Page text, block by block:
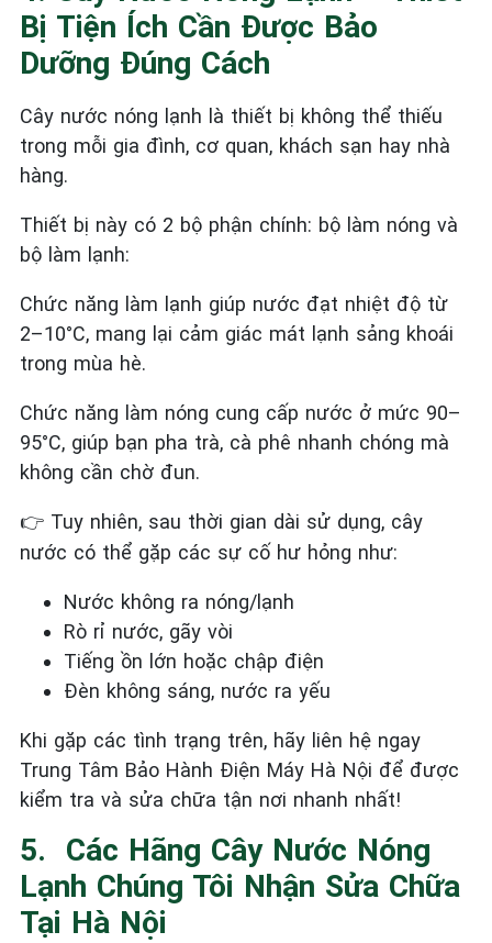
Bị Tiện Ích Cần Được Bảo
Dưỡng Đúng Cách
Cây nước nóng lạnh là thiết bị không thể thiếu
trong mỗi gia đình, cơ quan, khách sạn hay nhà
hàng.
Thiết bị này có 2 bộ phận chính: bộ làm nóng và
bộ làm lạnh:
Chức năng làm lạnh giúp nước đạt nhiệt độ từ
2–10°C, mang lại cảm giác mát lạnh sảng khoái
trong mùa hè.
Chức năng làm nóng cung cấp nước ở mức 90–
95°C, giúp bạn pha trà, cà phê nhanh chóng mà
không cần chờ đun.
👉 Tuy nhiên, sau thời gian dài sử dụng, cây
nước có thể gặp các sự cố hư hỏng như:
Nước không ra nóng/lạnh
Rò rỉ nước, gãy vòi
Tiếng ồn lớn hoặc chập điện
Đèn không sáng, nước ra yếu
Khi gặp các tình trạng trên, hãy liên hệ ngay
Trung Tâm Bảo Hành Điện Máy Hà Nội để được
kiểm tra và sửa chữa tận nơi nhanh nhất!
5. ️ Các Hãng Cây Nước Nóng
Lạnh Chúng Tôi Nhận Sửa Chữa
Tại Hà Nội